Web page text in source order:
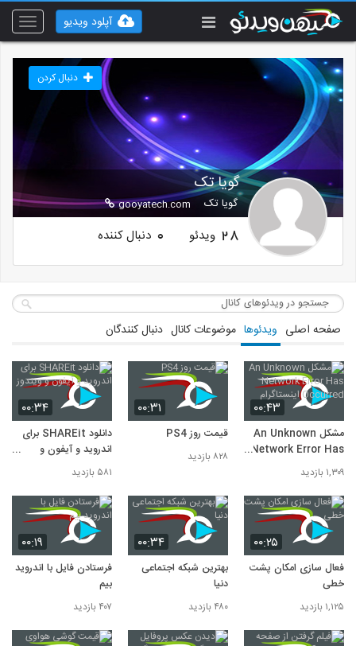
Toggle
آپلود ویدیو
گویا تک
گویا تک gooyatech.com
دنبال کردن
28 ویدئو 0 دنبال کننده
صفحه اصلی ویدئوها موضوعات کانال دنبال کنندگان
۰۰:۴۳
مشکل An Unknown
Network Error Has
Occurred اینستاگرام
۱,۳۰۹ بازدید
۰۰:۳۱
قیمت روز PS4
۸۲۸ بازدید
۰۰:۳۴
دانلود SHAREit برای
اندروید و آیفون و
ویندوز
۵۸۱ بازدید
۰۰:۲۵
فعال سازی امکان پشت
خطی
۱,۱۲۵ بازدید
۰۰:۳۴
بهترین شبکه اجتماعی
دنیا
۴۸۰ بازدید
۰۰:۱۹
فرستادن فایل با اندروید
بیم
۴۰۷ بازدید